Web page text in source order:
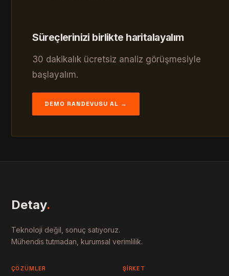
Süreçlerinizi birlikte haritalayalım
30 dakikalık ücretsiz analiz görüşmesiyle
başlayalım.
DEMO RANDEVUSU AL →
Detay.
Teknoloji değil, sonuç satıyoruz.
Mühendis tutmadan, kurumsal verimlilik.
ÇÖZÜMLER ŞIRKET